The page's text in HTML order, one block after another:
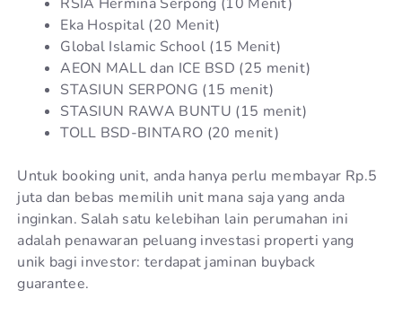
Eka Hospital (20 Menit)
Global Islamic School (15 Menit)
AEON MALL dan ICE BSD (25 menit)
STASIUN SERPONG (15 menit)
STASIUN RAWA BUNTU (15 menit)
TOLL BSD-BINTARO (20 menit)
Untuk booking unit, anda hanya perlu membayar Rp.5
juta dan bebas memilih unit mana saja yang anda
inginkan. Salah satu kelebihan lain perumahan ini
adalah penawaran peluang investasi properti yang
unik bagi investor: terdapat jaminan buyback
guarantee.